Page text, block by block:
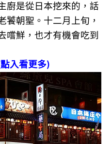
廚是從日本挖來的，話
饕朝聖。十二月上旬，
嚐鮮，也才有機會吃到
入看更多)